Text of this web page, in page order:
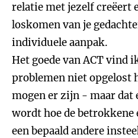
relatie met jezelf creëert
loskomen van je
individuele aanpak.
Het goede van ACT vind
problemen niet opgelost
mogen er zijn - maar dat
wordt hoe de betrokkene
een bepaald andere